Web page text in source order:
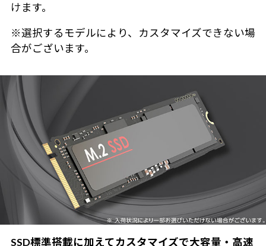
けます。
※選択するモデルにより、カスタマイズできない場
合がございます。
SSD標準搭載に加えてカスタマイズで大容量・高速